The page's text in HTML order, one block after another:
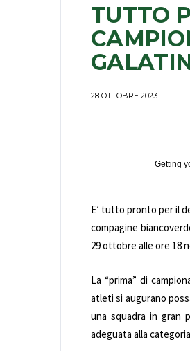
TUTTO
28 OTTOBRE 2023
Getting
E’ tutto pronto per il
compagine
29 ottobre alle ore 18
La “prima” di
atleti si augurano
una squadra in gran
adeguata alla